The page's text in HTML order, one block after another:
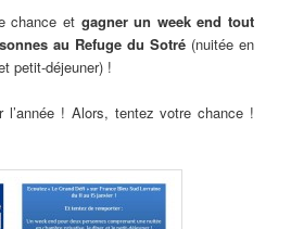
chance et gagner un week end tout
au Refuge du Sotré (nuitée en
petit-déjeuner) !
l’année ! Alors, tentez votre chance !